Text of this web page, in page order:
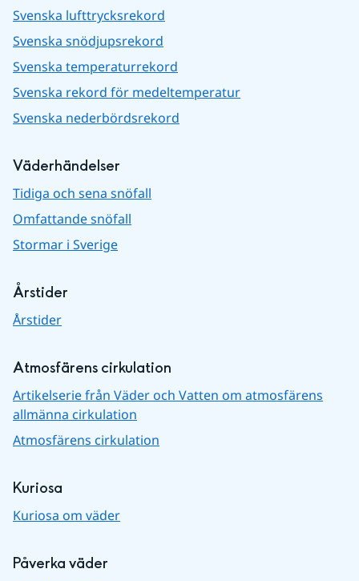
Svenska lufttrycksrekord
Svenska snödjupsrekord
Svenska temperaturrekord
Svenska rekord för medeltemperatur
Svenska nederbördsrekord
Väderhändelser
Tidiga och sena snöfall
Omfattande snöfall
Stormar i Sverige
Årstider
Årstider
Atmosfärens cirkulation
Artikelserie från Väder och Vatten om atmosfärens
allmänna cirkulation
Atmosfärens cirkulation
Kuriosa
Kuriosa om väder
Påverka väder